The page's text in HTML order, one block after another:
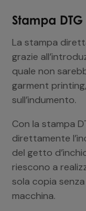
Stampa DTG
La stampa
grazie
quale non
garment
sull’indumento.
Con la stampa
direttamente
del getto
riescono a
sola copia
macchina.